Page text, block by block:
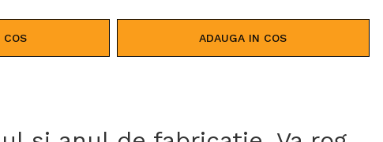
COS ADAUGA IN COS